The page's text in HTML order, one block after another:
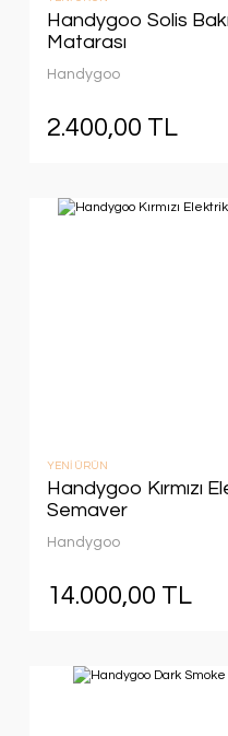
Handygoo Solis
Matarası
Handygoo
2.400,00 TL
YENİ ÜRÜN
Handygoo Kırmızı
Semaver
Handygoo
14.000,00 TL